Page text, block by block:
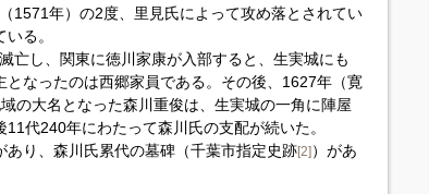
1571年）の2度、里見氏によって攻め落とされてい
る。
亡し、関東に徳川家康が入部すると、生実城にも
なったのは西郷家員である。その後、1627年（寛
の大名となった森川重俊は、生実城の一角に陣屋
代240年にわたって森川氏の支配が続いた。
り、森川氏累代の墓碑（千葉市指定史跡[2]）があ